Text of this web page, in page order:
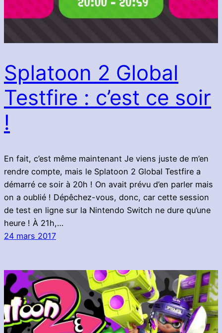
Splatoon 2 Global
Testfire : c’est ce soir
!
En fait, c’est même maintenant Je viens juste de m’en
rendre compte, mais le Splatoon 2 Global Testfire a
démarré ce soir à 20h ! On avait prévu d’en parler mais
on a oublié ! Dépêchez-vous, donc, car cette session
de test en ligne sur la Nintendo Switch ne dure qu’une
heure ! À 21h,…
24 mars 2017